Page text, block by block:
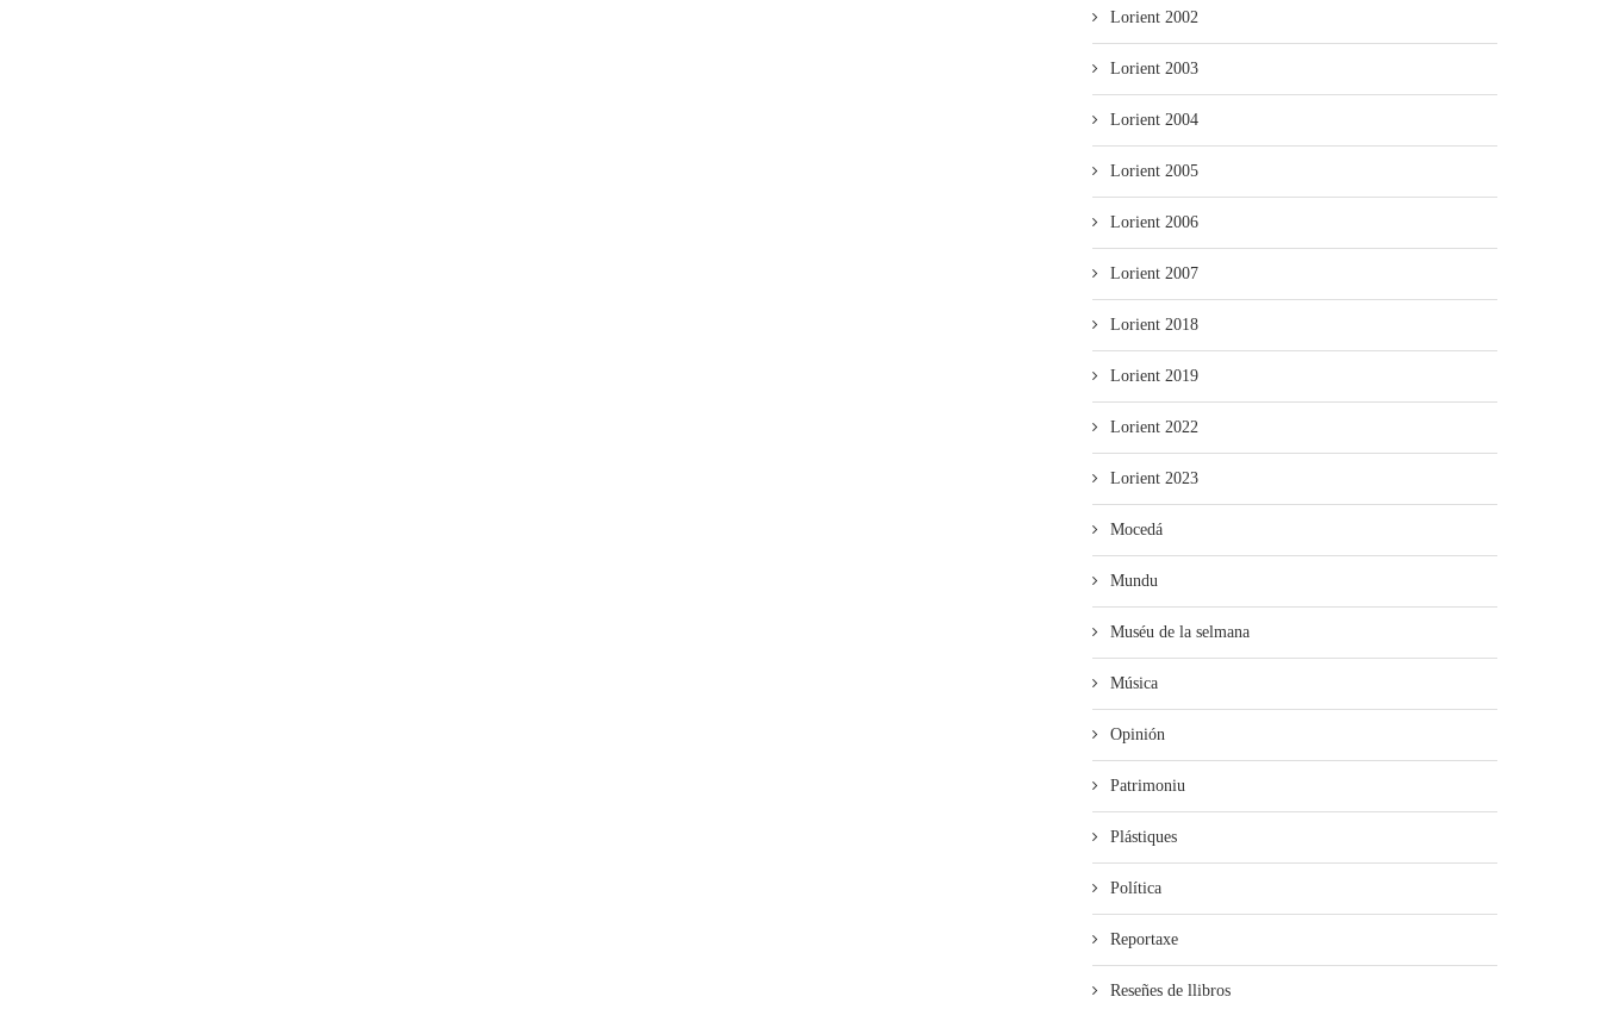
Lorient 2002
Lorient 2003
Lorient 2004
Lorient 2005
Lorient 2006
Lorient 2007
Lorient 2018
Lorient 2019
Lorient 2022
Lorient 2023
Mocedá
Mundu
Muséu de la selmana
Música
Opinión
Patrimoniu
Plástiques
Política
Reportaxe
Reseñes de llibros